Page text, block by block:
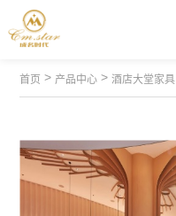
首页 > 产品中心 >酒店大堂家具